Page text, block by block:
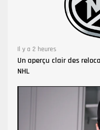
Il y a 2 heures
Un aperçu clair des
NHL